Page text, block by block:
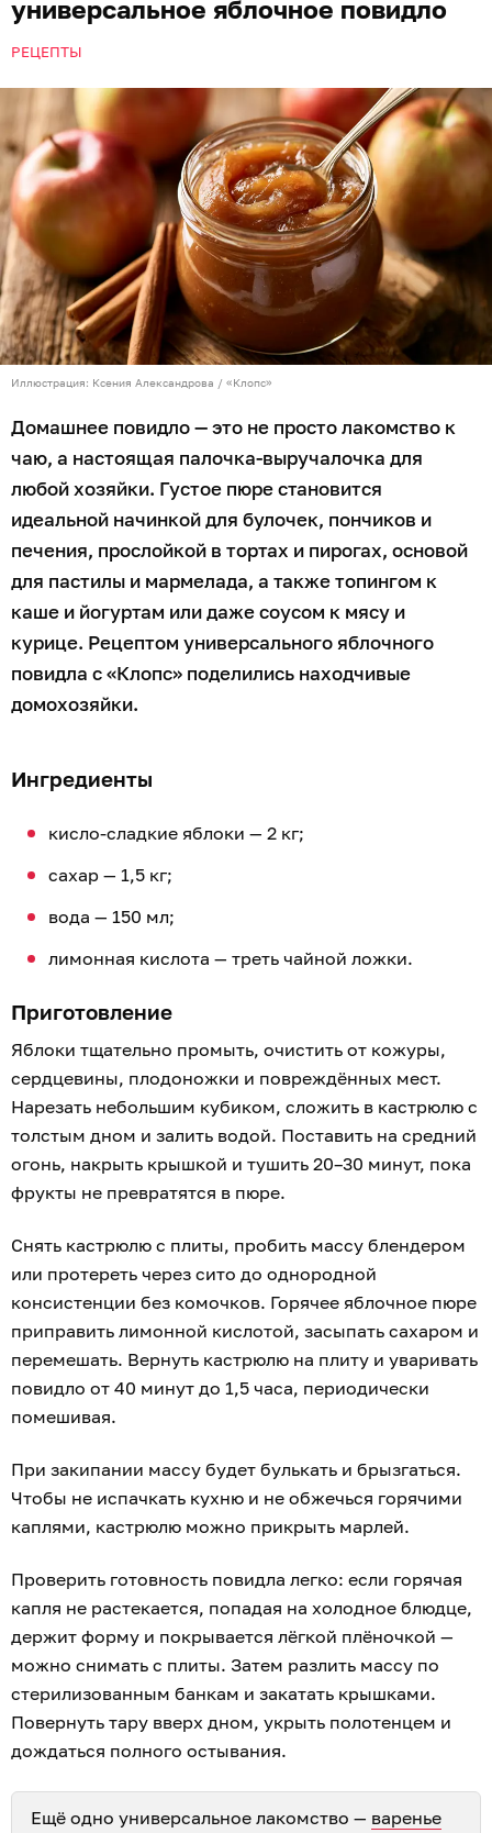
универсальное яблочное повидло
РЕЦЕПТЫ
Иллюстрация: Ксения Александрова / «Клопс»
Домашнее повидло — это не просто лакомство к
чаю, а настоящая палочка-выручалочка для
любой хозяйки. Густое пюре становится
идеальной начинкой для булочек, пончиков и
печения, прослойкой в тортах и пирогах, основой
для пастилы и мармелада, а также топингом к
каше и йогуртам или даже соусом к мясу и
курице. Рецептом универсального яблочного
повидла с «Клопс» поделились находчивые
домохозяйки.
Ингредиенты
кисло-сладкие яблоки — 2 кг;
сахар — 1,5 кг;
вода — 150 мл;
лимонная кислота — треть чайной ложки.
Приготовление
Яблоки тщательно промыть, очистить от кожуры,
сердцевины, плодоножки и повреждённых мест.
Нарезать небольшим кубиком, сложить в кастрюлю с
толстым дном и залить водой. Поставить на средний
огонь, накрыть крышкой и тушить 20–30 минут, пока
фрукты не превратятся в пюре.
Снять кастрюлю с плиты, пробить массу блендером
или протереть через сито до однородной
консистенции без комочков. Горячее яблочное пюре
приправить лимонной кислотой, засыпать сахаром и
перемешать. Вернуть кастрюлю на плиту и уваривать
повидло от 40 минут до 1,5 часа, периодически
помешивая.
При закипании массу будет булькать и брызгаться.
Чтобы не испачкать кухню и не обжечься горячими
каплями, кастрюлю можно прикрыть марлей.
Проверить готовность повидла легко: если горячая
капля не растекается, попадая на холодное блюдце,
держит форму и покрывается лёгкой плёночкой —
можно снимать с плиты. Затем разлить массу по
стерилизованным банкам и закатать крышками.
Повернуть тару вверх дном, укрыть полотенцем и
дождаться полного остывания.
Ещё одно универсальное лакомство — варенье